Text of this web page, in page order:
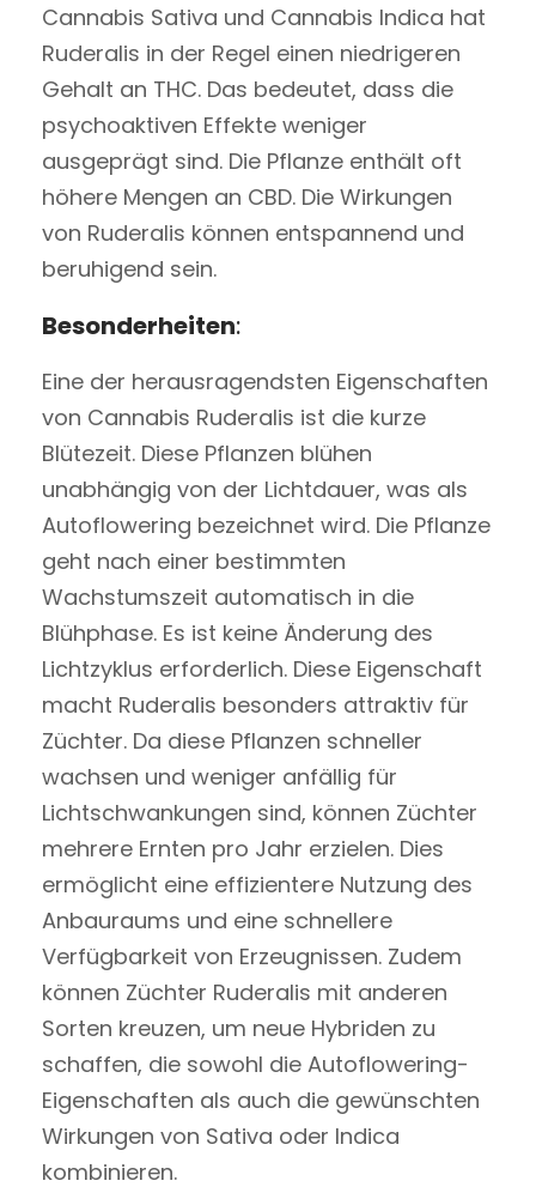
Cannabis Sativa und Cannabis Indica hat
Ruderalis in der Regel einen niedrigeren
Gehalt an THC. Das bedeutet, dass die
psychoaktiven Effekte weniger
ausgeprägt sind. Die Pflanze enthält oft
höhere Mengen an CBD. Die Wirkungen
von Ruderalis können entspannend und
beruhigend sein.
Besonderheiten:
Eine der herausragendsten Eigenschaften
von Cannabis Ruderalis ist die kurze
Blütezeit. Diese Pflanzen blühen
unabhängig von der Lichtdauer, was als
Autoflowering bezeichnet wird. Die Pflanze
geht nach einer bestimmten
Wachstumszeit automatisch in die
Blühphase. Es ist keine Änderung des
Lichtzyklus erforderlich. Diese Eigenschaft
macht Ruderalis besonders attraktiv für
Züchter. Da diese Pflanzen schneller
wachsen und weniger anfällig für
Lichtschwankungen sind, können Züchter
mehrere Ernten pro Jahr erzielen. Dies
ermöglicht eine effizientere Nutzung des
Anbauraums und eine schnellere
Verfügbarkeit von Erzeugnissen. Zudem
können Züchter Ruderalis mit anderen
Sorten kreuzen, um neue Hybriden zu
schaffen, die sowohl die Autoflowering-
Eigenschaften als auch die gewünschten
Wirkungen von Sativa oder Indica
kombinieren.